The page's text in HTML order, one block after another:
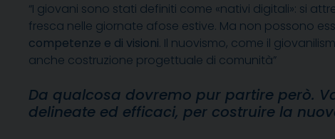
“I giovani sono stati definiti come «nativi digitali»: si
fresca nelle giornate afose estive. Ma non possono
competenze e di visioni. Il nuovismo, come il
anche costruzione progettuale di comunità”
Da qualcosa dovremo pur partire però.
delineate ed efficaci, per costruire la